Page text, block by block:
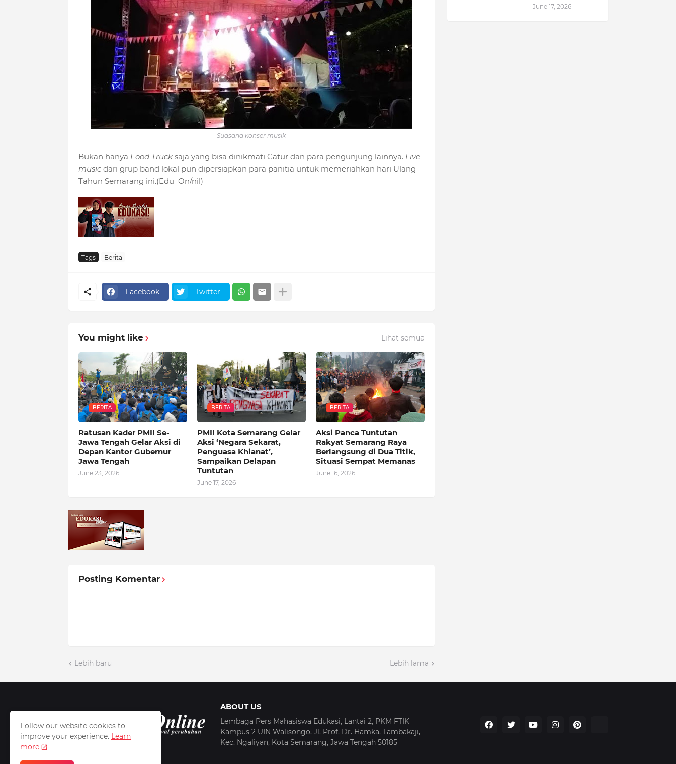
Suasana konser musik
Bukan hanya Food Trucksaja yang bisa dinikmati Catur dan para pengunjung lainnya. Live
musicdari grup band lokal pun dipersiapkan para panitia untuk memeriahkan hari Ulang
Tahun Semarang ini.(Edu_On/nil)
Tags Berita
Facebook Twitter
You might like Lihat semua
BERITA
Ratusan Kader PMII Se-
Jawa Tengah Gelar Aksi di
Depan Kantor Gubernur
Jawa Tengah
June 23, 2026
BERITA
PMII Kota Semarang Gelar
Aksi ‘Negara Sekarat,
Penguasa Khianat’,
Sampaikan Delapan
Tuntutan
June 17, 2026
BERITA
Aksi Panca Tuntutan
Rakyat Semarang Raya
Berlangsung di Dua Titik,
Situasi Sempat Memanas
June 16, 2026
Posting Komentar
Lebih baru Lebih lama
June 17, 2026
ABOUT US
Lembaga Pers Mahasiswa Edukasi, Lantai 2, PKM FTIK
Kampus 2 UIN Walisongo, Jl. Prof. Dr. Hamka, Tambakaji,
Kec. Ngaliyan, Kota Semarang, Jawa Tengah 50185
Follow our website cookies to
improve your experience. Learn
more